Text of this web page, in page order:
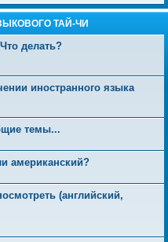
ТАЙ-ЧИ
делать?
иностранного языка
темы...
американский?
(английский,